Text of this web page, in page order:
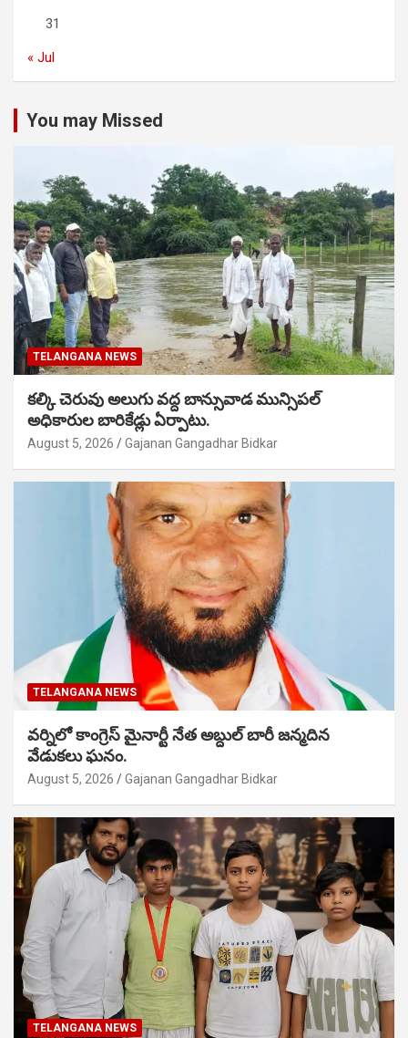
31
« Jul
You may Missed
TELANGANA NEWS
కల్కి చెరువు అలుగు వద్ద బాన్సువాడ మున్సిపల్
అధికారుల బారికేడ్లు ఏర్పాటు.
August 5, 2026 Gajanan Gangadhar Bidkar
TELANGANA NEWS
వర్నిలో కాంగ్రెస్ మైనార్టీ నేత అబ్దుల్ బారీ జన్మదిన
వేడుకలు ఘనం.
August 5, 2026 Gajanan Gangadhar Bidkar
TELANGANA NEWS